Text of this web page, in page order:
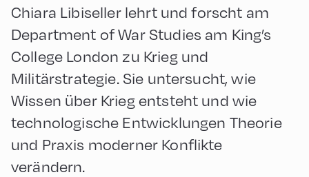
Chiara Libiseller lehrt und forscht am
Department of War Studies am King’s
College London zu Krieg und
Militärstrategie. Sie untersucht, wie
Wissen über Krieg entsteht und wie
technologische Entwicklungen Theorie
und Praxis moderner Konflikte
verändern.